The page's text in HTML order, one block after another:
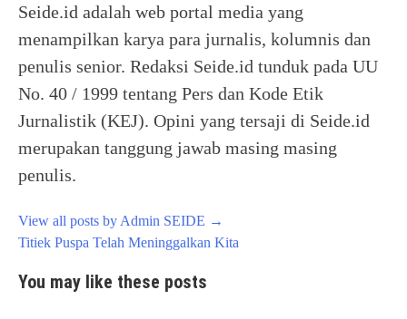
Seide.id adalah web portal media yang
menampilkan karya para jurnalis, kolumnis dan
penulis senior. Redaksi Seide.id tunduk pada UU
No. 40 / 1999 tentang Pers dan Kode Etik
Jurnalistik (KEJ). Opini yang tersaji di Seide.id
merupakan tanggung jawab masing masing
penulis.
View all posts by Admin SEIDE →
Post
Titiek Puspa Telah Meninggalkan Kita
You may like these posts